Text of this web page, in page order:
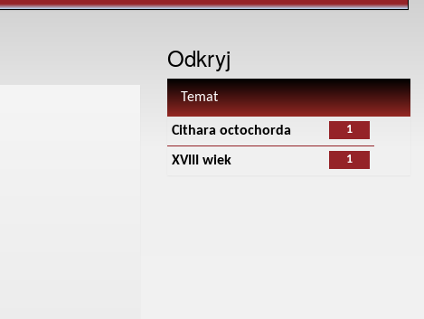
Odkryj
Temat
1
Cithara octochorda
1
XVIII wiek